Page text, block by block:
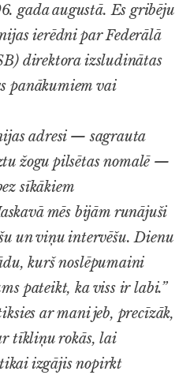
gada augustā. Es gribēju
ierēdni par Federālā
) direktora izsludinātas
panākumiem vai
adresi — sagrauta
žogu pilsētas nomalē —
sīkākiem
mēs bijām runājuši
un viņu intervēšu. Dienu
kurš noslēpumaini
pateikt, ka viss ir labi.”
ar mani jeb, precīzāk,
tīkliņu rokās, lai
izgājis nopirkt